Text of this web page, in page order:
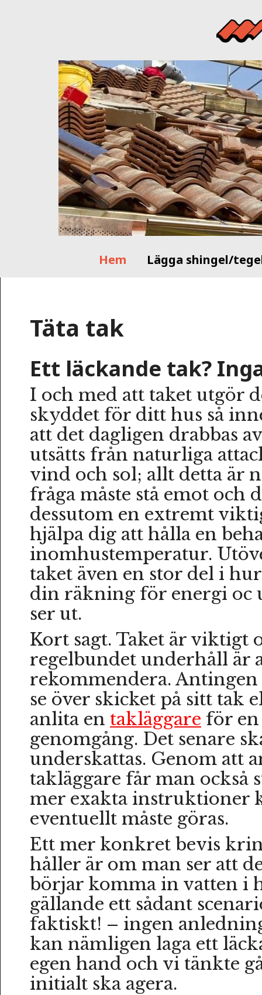
Hem Lägga shingel/
Täta tak
Ett läckande tak?
I och med att taket utgör
skyddet för ditt hus så
att det dagligen drabbas
utsätts från naturliga
vind och sol; allt detta är
fråga måste stå emot och
dessutom en extremt
hjälpa dig att hålla en
inomhustemperatur.
taket även en stor del i
din räkning för energi oc
ser ut.
Kort sagt. Taket är viktigt
regelbundet underhåll är
rekommendera. Antingen
se över skicket på sitt tak
anlita en takläggare för
genomgång. Det senare
underskattas. Genom att
takläggare får man också
mer exakta instruktioner
eventuellt måste göras.
Ett mer konkret bevis
håller är om man ser att
börjar komma in vatten i
gällande ett sådant
faktiskt! – ingen
kan nämligen laga ett
egen hand och vi tänkte
initialt ska agera.